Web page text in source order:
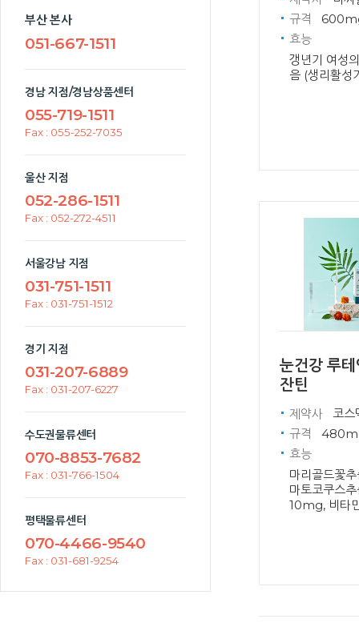
부산 본사
051-667-1511
경남 지점/경남상품센터
055-719-1511
Fax : 055-252-7035
울산 지점
052-286-1511
Fax : 052-272-4511
서울강남 지점
031-751-1511
Fax : 031-751-1512
경기 지점
031-207-6889
Fax : 031-207-6227
수도권물류센터
070-8853-7682
Fax : 031-766-1504
평택물류센터
070-4466-9540
Fax : 031-681-9254
규격
효능
갱년기 여성
음 (생리활성
눈건강 루
잔틴
제약사
코스
규격
효능
마리골드꽃
마토코쿠스
10mg, 비타